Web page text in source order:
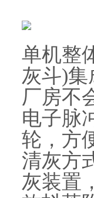
单机整
灰斗)
厂房不
电子脉
轮，方
清灰方
灰装置